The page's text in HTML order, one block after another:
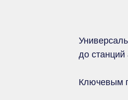
до станций
Ключевым